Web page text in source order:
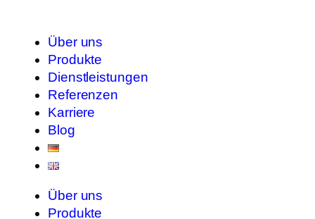
Über uns
Produkte
Dienstleistungen
Referenzen
Karriere
Blog
Über uns
Produkte